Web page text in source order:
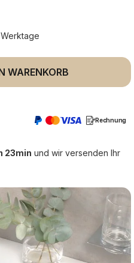
gewünschten
WARENKORB
Rechnung
23min und wir versenden Ihr